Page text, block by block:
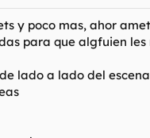
y poco mas, ahor
para que algfuien
lado a lado del